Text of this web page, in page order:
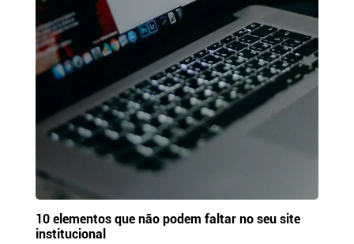
10 elementos que não podem faltar no seu site
institucional